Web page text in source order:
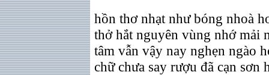
hồn thơ nhạt như bóng nhoà
thở hắt nguyên vùng nhớ mải
tâm vẫn vậy nay nghẹn ngào
chữ chưa say rượu đã cạn sơn